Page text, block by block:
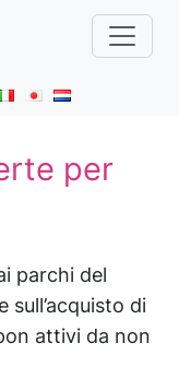
per
parchi del
sull’acquisto di
attivi da non